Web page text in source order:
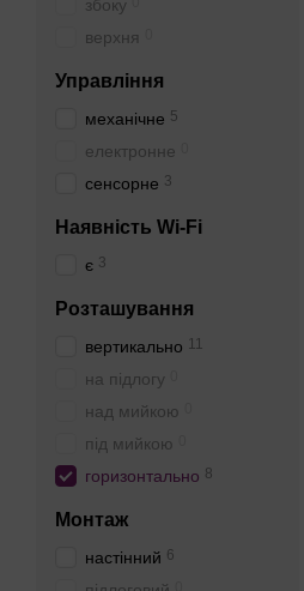
збоку
верхня
Управління
механічне 5
електронне
сенсорне 3
Наявність Wi-Fi
є 3
Розташування
вертикально 11
на підлогу
над мийкою
під мийкою
горизонтально 8
Монтаж
настінний 6